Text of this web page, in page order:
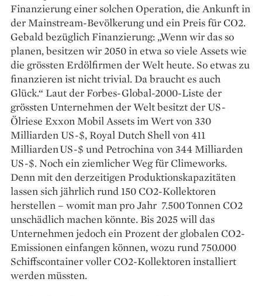
Finanzierung einer solchen Operation, die Ankunft in
der Mainstream-Bevölkerung und ein Preis für CO2.
Gebald bezüglich Finanzierung: „Wenn wir das so
planen, ­besitzen wir 2050 in etwa so viele Assets wie
die grössten Erdölfirmen der Welt heute. So etwas zu
finanzieren ist nicht trivial. Da braucht es auch
Glück.“ Laut der Forbes-Global-2000-Liste der
grössten Unternehmen der Welt besitzt der US-
Ölriese Exxon Mobil Assets im Wert von 330
Milliarden US-$, ­Royal Dutch Shell von 411
Milliarden US-$ und Petrochina von 344 Milliarden
US-$. Noch ein ziemlicher Weg für Climeworks.
Denn mit den derzeitigen Produktionskapazitäten
lassen sich jährlich rund 150 CO2-­Kollektoren
herstellen – womit man pro Jahr 7.500 Tonnen CO2
unschädlich machen könnte. Bis 2025 will das
Unternehmen jedoch ein Prozent der globalen CO2-
Emissionen einfangen können, wozu rund 750.000
Schiffscontainer voller CO2-Kollektoren in­stalliert
werden müssten.